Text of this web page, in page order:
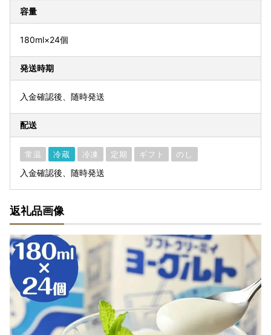
容量
180ml×24個
発送時期
入金確認後、随時発送
配送
常温 冷蔵 冷凍 定期 ギフト のし
入金確認後、随時発送
返礼品画像